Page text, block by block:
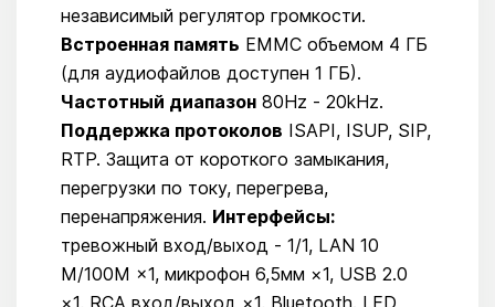
независимый регулятор громкости.
Встроенная память EMMC объемом 4 ГБ
(для аудиофайлов доступен 1 ГБ).
Частотный диапазон 80Hz - 20kHz.
Поддержка протоколов ISAPI, ISUP, SIP,
RTP. Защита от короткого замыкания,
перегрузки по току, перегрева,
перенапряжения. Интерфейсы:
тревожный вход/выход - 1/1, LAN 10
M/100M ×1, микрофон 6,5мм ×1, USB 2.0